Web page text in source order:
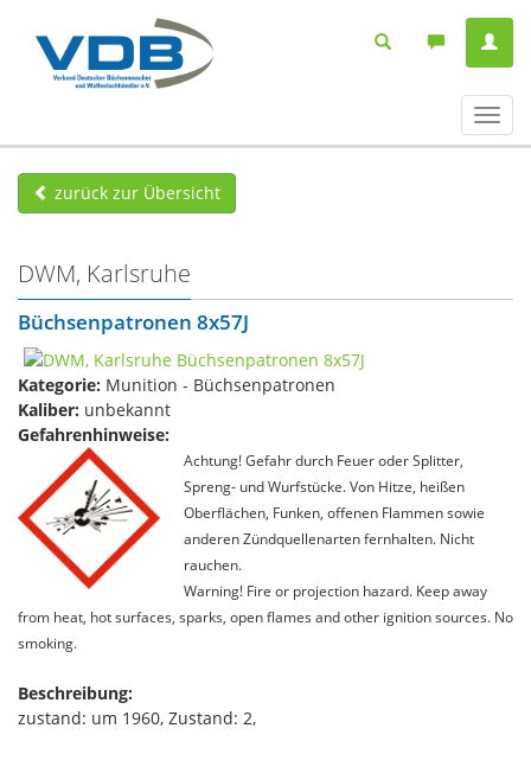
ein-/
zurück zur Übersicht
DWM, Karlsruhe
Büchsenpatronen 8x57J
Kategorie: Munition - Büchsenpatronen
Kaliber: unbekannt
Gefahrenhinweise:
Achtung! Gefahr durch Feuer oder Splitter,
Spreng- und Wurfstücke. Von Hitze, heißen
Oberflächen, Funken, offenen Flammen sowie
anderen Zündquellenarten fernhalten. Nicht
rauchen.
Warning! Fire or projection hazard. Keep away
from heat, hot surfaces, sparks, open flames and other ignition sources. No
smoking.
Beschreibung:
zustand: um 1960, Zustand: 2,